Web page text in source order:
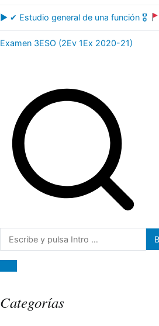
▶ ✔ Estudio general de una función 🎖
Examen 3ESO (2Ev 1Ex 2020-21)
Buscar:
Categorías